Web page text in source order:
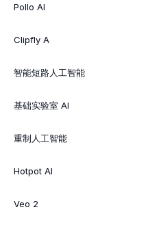
Pollo AI
Clipfly A
智能短路人工智能
基础实验室 AI
重制人工智能
Hotpot AI
Veo 2